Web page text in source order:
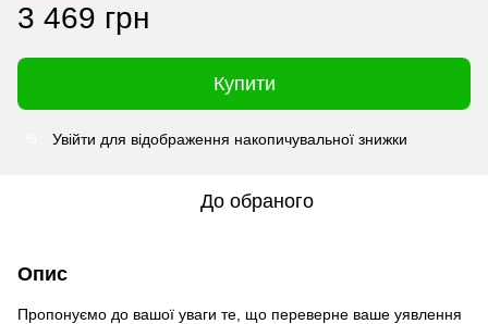
3 469 грн
Купити
Увійти для відображення накопичувальної знижки
До обраного
Опис
Пропонуємо до вашої уваги те, що переверне ваше уявлення